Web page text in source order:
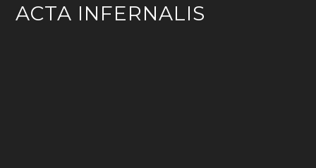
ACTA INFERNALIS